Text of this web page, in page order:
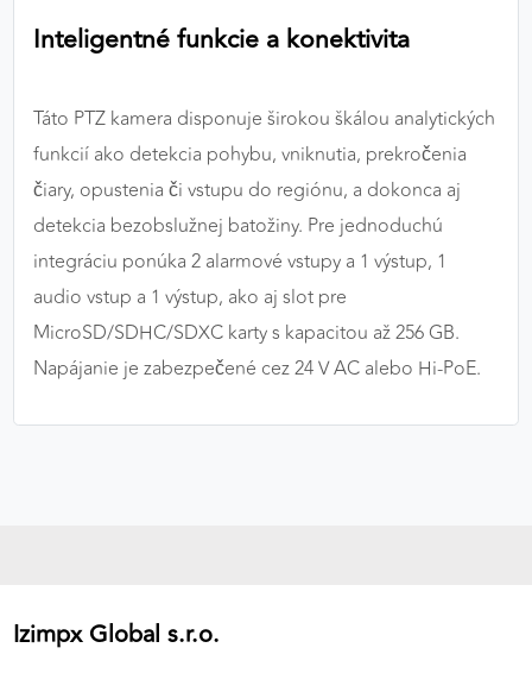
Inteligentné funkcie a konektivita
Táto PTZ kamera disponuje širokou škálou analytických
funkcií ako detekcia pohybu, vniknutia, prekročenia
čiary, opustenia či vstupu do regiónu, a dokonca aj
detekcia bezobslužnej batožiny. Pre jednoduchú
integráciu ponúka 2 alarmové vstupy a 1 výstup, 1
audio vstup a 1 výstup, ako aj slot pre
MicroSD/SDHC/SDXC karty s kapacitou až 256 GB.
Napájanie je zabezpečené cez 24 V AC alebo Hi-PoE.
Izimpx Global s.r.o.